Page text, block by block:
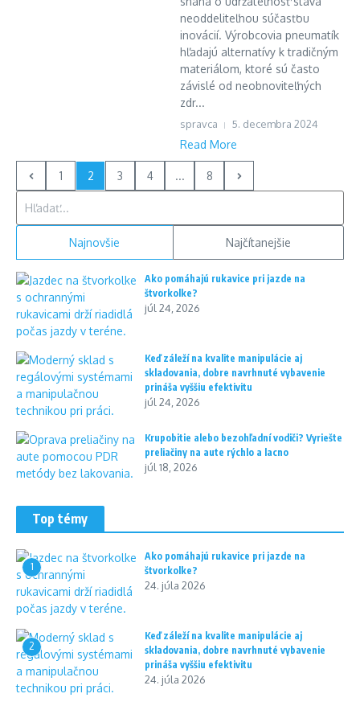
neoddeliteľnou súčasťou
inovácií. Výrobcovia pneumatík
hľadajú alternatívy k tradičným
materiálom, ktoré sú často
závislé od neobnoviteľných
zdr...
spravca 5. decembra 2024
Read More
1 2 3 4 ...
8
Najnovšie Najčítanejšie
Ako pomáhajú rukavice pri jazde na
štvorkolke?
júl 24, 2026
Keď záleží na kvalite manipulácie aj
skladovania, dobre navrhnuté vybavenie
prináša vyššiu efektivitu
júl 24, 2026
Krupobitie alebo bezohľadní vodiči? Vyriešte
preliačiny na aute rýchlo a lacno
júl 18, 2026
Top témy
1
Ako pomáhajú rukavice pri jazde na
štvorkolke?
24. júla 2026
2
Keď záleží na kvalite manipulácie aj
skladovania, dobre navrhnuté vybavenie
prináša vyššiu efektivitu
24. júla 2026